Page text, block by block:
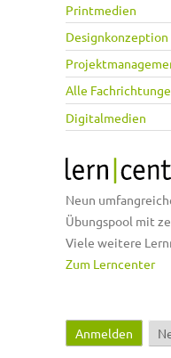
Printmedien
Designkonzeption
Alle
Digitalmedien
Neun
Übungspool mit
Viele weitere
Zum Lerncenter
Haupt-Reiter
Anmelden